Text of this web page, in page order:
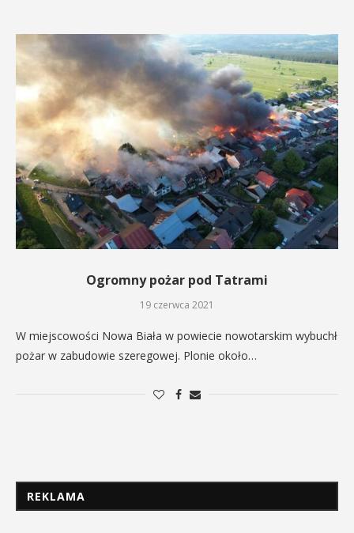
Ogromny pożar pod Tatrami
19 czerwca 2021
W miejscowości Nowa Biała w powiecie nowotarskim wybuchł
pożar w zabudowie szeregowej. Plonie około…
REKLAMA